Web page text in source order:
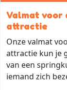
Valmat voor
attractie
Onze valmat
attractie kun je
van een
iemand zich